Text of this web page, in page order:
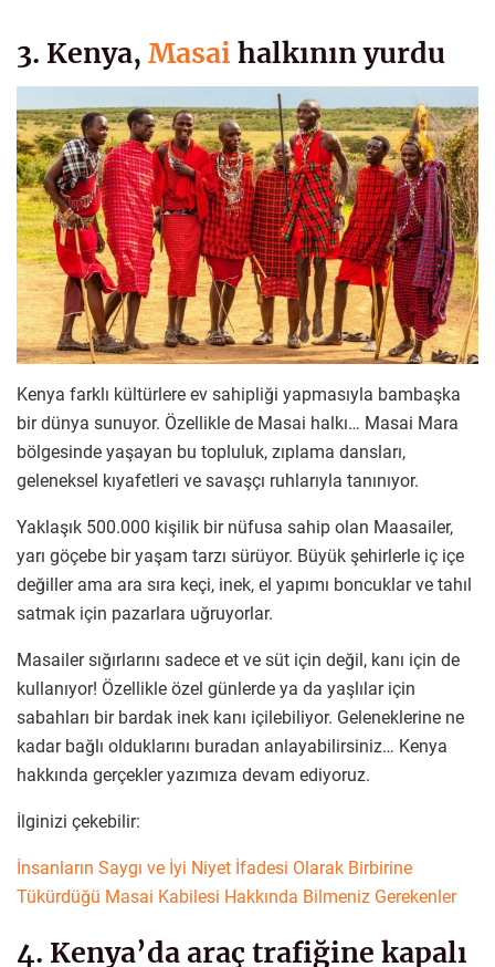
3. Kenya, Masai halkının yurdu
Kenya farklı kültürlere ev sahipliği yapmasıyla bambaşka
bir dünya sunuyor. Özellikle de Masai halkı… Masai Mara
bölgesinde yaşayan bu topluluk, zıplama dansları,
geleneksel kıyafetleri ve savaşçı ruhlarıyla tanınıyor.
Yaklaşık 500.000 kişilik bir nüfusa sahip olan Maasailer,
yarı göçebe bir yaşam tarzı sürüyor. Büyük şehirlerle iç içe
değiller ama ara sıra keçi, inek, el yapımı boncuklar ve tahıl
satmak için pazarlara uğruyorlar.
Masailer sığırlarını sadece et ve süt için değil, kanı için de
kullanıyor! Özellikle özel günlerde ya da yaşlılar için
sabahları bir bardak inek kanı içilebiliyor. Geleneklerine ne
kadar bağlı olduklarını buradan anlayabilirsiniz… Kenya
hakkında gerçekler yazımıza devam ediyoruz.
İlginizi çekebilir:
İnsanların Saygı ve İyi Niyet İfadesi Olarak Birbirine
Tükürdüğü Masai Kabilesi Hakkında Bilmeniz Gerekenler
4. Kenya’da araç trafiğine kapalı